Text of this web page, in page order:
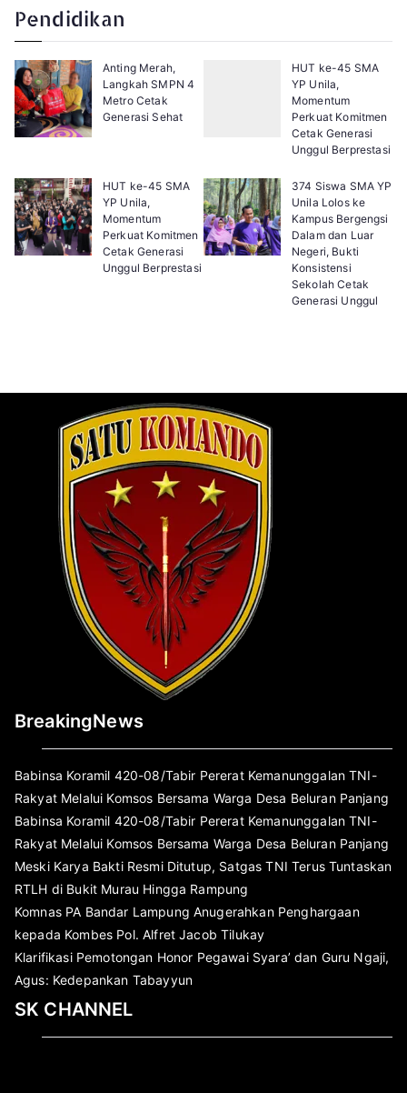
:Pendidikan
Anting Merah,
Langkah SMPN 4
Metro Cetak
Generasi Sehat
HUT ke-45 SMA
YP Unila,
Momentum
Perkuat Komitmen
Cetak Generasi
Unggul Berprestasi
HUT ke-45 SMA
YP Unila,
Momentum
Perkuat Komitmen
Cetak Generasi
Unggul Berprestasi
374 Siswa SMA YP
Unila Lolos ke
Kampus Bergengsi
Dalam dan Luar
Negeri, Bukti
Konsistensi
Sekolah Cetak
Generasi Unggul
BreakingNews
Babinsa Koramil 420-08/Tabir Pererat Kemanunggalan TNI-
Rakyat Melalui Komsos Bersama Warga Desa Beluran Panjang
Babinsa Koramil 420-08/Tabir Pererat Kemanunggalan TNI-
Rakyat Melalui Komsos Bersama Warga Desa Beluran Panjang
Meski Karya Bakti Resmi Ditutup, Satgas TNI Terus Tuntaskan
RTLH di Bukit Murau Hingga Rampung
Komnas PA Bandar Lampung Anugerahkan Penghargaan
kepada Kombes Pol. Alfret Jacob Tilukay
Klarifikasi Pemotongan Honor Pegawai Syara’ dan Guru Ngaji,
Agus: Kedepankan Tabayyun
SK CHANNEL